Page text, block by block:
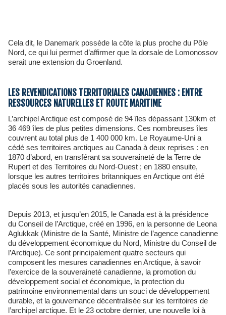
Cela dit, le Danemark possède la côte la plus proche du Pôle
Nord, ce qui lui permet d’affirmer que la dorsale de Lomonossov
serait une extension du Groenland.
LES REVENDICATIONS TERRITORIALES CANADIENNES : ENTRE
RESSOURCES NATURELLES ET ROUTE MARITIME
L’archipel Arctique est composé de 94 îles dépassant 130km et
36 469 îles de plus petites dimensions. Ces nombreuses îles
couvrent au total plus de 1 400 000 km. Le Royaume-Uni a
cédé ses territoires arctiques au Canada à deux reprises : en
1870 d’abord, en transférant sa souveraineté de la Terre de
Rupert et des Territoires du Nord-Ouest ; en 1880 ensuite,
lorsque les autres territoires britanniques en Arctique ont été
placés sous les autorités canadiennes.
Depuis 2013, et jusqu’en 2015, le Canada est à la présidence
du Conseil de l’Arctique, créé en 1996, en la personne de Leona
Aglukkak (Ministre de la Santé, Ministre de l’agence canadienne
du développement économique du Nord, Ministre du Conseil de
l’Arctique). Ce sont principalement quatre secteurs qui
composent les mesures canadiennes en Arctique, à savoir
l’exercice de la souveraineté canadienne, la promotion du
développement social et économique, la protection du
patrimoine environnemental dans un souci de développement
durable, et la gouvernance décentralisée sur les territoires de
l’archipel arctique. Et le 23 octobre dernier, une nouvelle loi à